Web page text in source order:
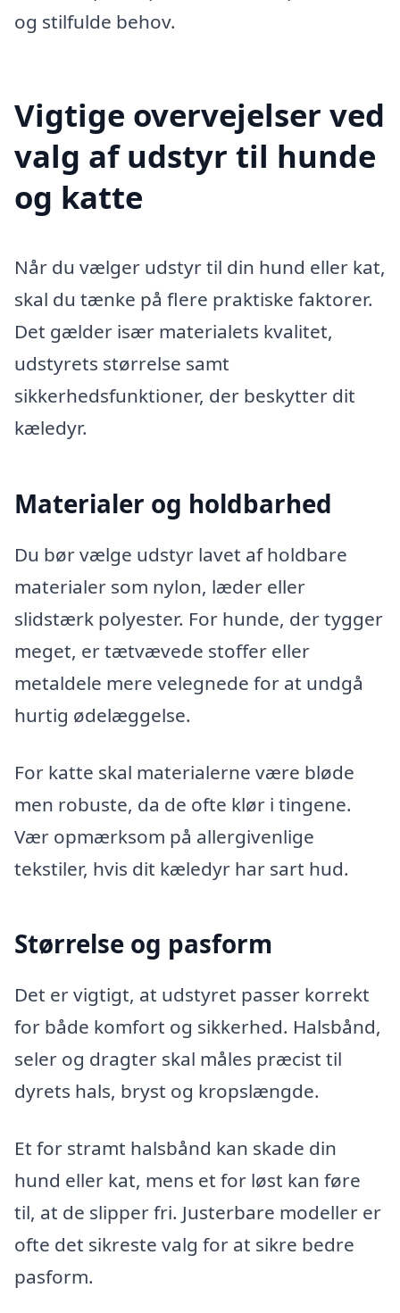
og stilfulde behov.
Vigtige overvejelser ved
valg af udstyr til hunde
og katte
Når du vælger udstyr til din hund eller kat,
skal du tænke på flere praktiske faktorer.
Det gælder især materialets kvalitet,
udstyrets størrelse samt
sikkerhedsfunktioner, der beskytter dit
kæledyr.
Materialer og holdbarhed
Du bør vælge udstyr lavet af holdbare
materialer som nylon, læder eller
slidstærk polyester. For hunde, der tygger
meget, er tætvævede stoffer eller
metaldele mere velegnede for at undgå
hurtig ødelæggelse.
For katte skal materialerne være bløde
men robuste, da de ofte klør i tingene.
Vær opmærksom på allergivenlige
tekstiler, hvis dit kæledyr har sart hud.
Størrelse og pasform
Det er vigtigt, at udstyret passer korrekt
for både komfort og sikkerhed. Halsbånd,
seler og dragter skal måles præcist til
dyrets hals, bryst og kropslængde.
Et for stramt halsbånd kan skade din
hund eller kat, mens et for løst kan føre
til, at de slipper fri. Justerbare modeller er
ofte det sikreste valg for at sikre bedre
pasform.